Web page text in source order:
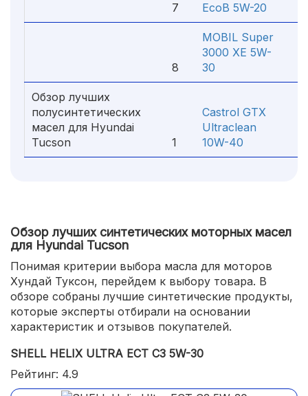
7
EcoB 5W-20
8
MOBIL Super
3000 XE 5W-
30
Обзор лучших
полусинтетических
масел для Hyundai
Tucson
1
Castrol GTX
Ultraclean
10W-40
Обзор лучших синтетических моторных масел
для Hyundai Tucson
Понимая критерии выбора масла для моторов
Хундай Туксон, перейдем к выбору товара. В
обзоре собраны лучшие синтетические продукты,
которые эксперты отбирали на основании
характеристик и отзывов покупателей.
SHELL HELIX ULTRA ECT C3 5W-30
Рейтинг: 4.9